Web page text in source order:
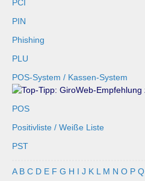
PCI
PIN
Phishing
PLU
POS-System / Kassen-System
POS
Positivliste / Weiße Liste
PST
A B C D E F G H I J K L M N O P Q